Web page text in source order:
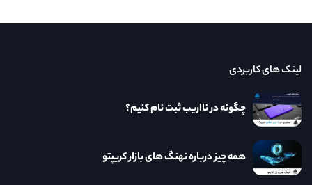
لینک های کاربردی
چگونه در نااریب ثبت نام کنیم؟
همه چیز درباره نهنگ های بازار کریپتو